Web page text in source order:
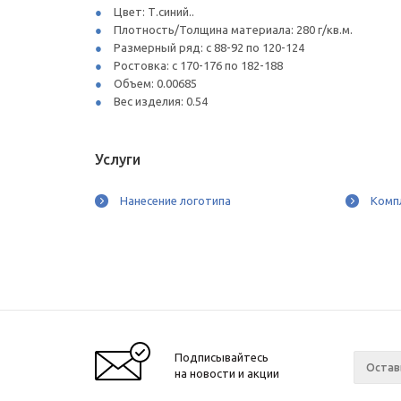
Цвет: Т.синий..
Плотность/Толщина материала: 280 г/кв.м.
Размерный ряд: с 88-92 по 120-124
Ростовка: с 170-176 по 182-188
Объем: 0.00685
Вес изделия: 0.54
Услуги
Нанесение логотипа
Подписывайтесь
на новости и акции